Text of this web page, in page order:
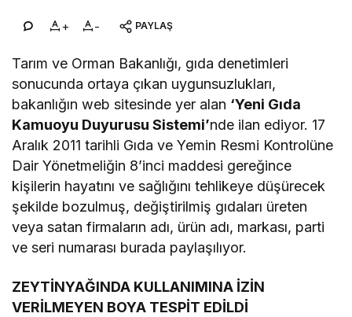
+ - PAYLAŞ
Tarım ve Orman Bakanlığı, gıda denetimleri
sonucunda ortaya çıkan uygunsuzlukları,
bakanlığın web sitesinde yer alan ‘Yeni Gıda
Kamuoyu Duyurusu Sistemi’nde ilan ediyor. 17
Aralık 2011 tarihli Gıda ve Yemin Resmi Kontrolüne
Dair Yönetmeliğin 8’inci maddesi gereğince
kişilerin hayatını ve sağlığını tehlikeye düşürecek
şekilde bozulmuş, değiştirilmiş gıdaları üreten
veya satan firmaların adı, ürün adı, markası, parti
ve seri numarası burada paylaşılıyor.
ZEYTİNYAĞINDA KULLANIMINA İZİN
VERİLMEYEN BOYA TESPİT EDİLDİ